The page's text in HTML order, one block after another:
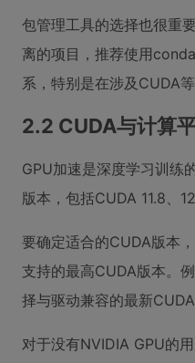
包管理工具的选择也很重
离的项目，推荐使用
系，特别是在涉及CUDA等
2.2 CUDA与计算
GPU加速是深度学习训练
版本，包括CUDA 11.8、
要确定适合的CUDA版本
支持的最高CUDA版本。
择与驱动兼容的最新
对于没有NVIDIA GPU的